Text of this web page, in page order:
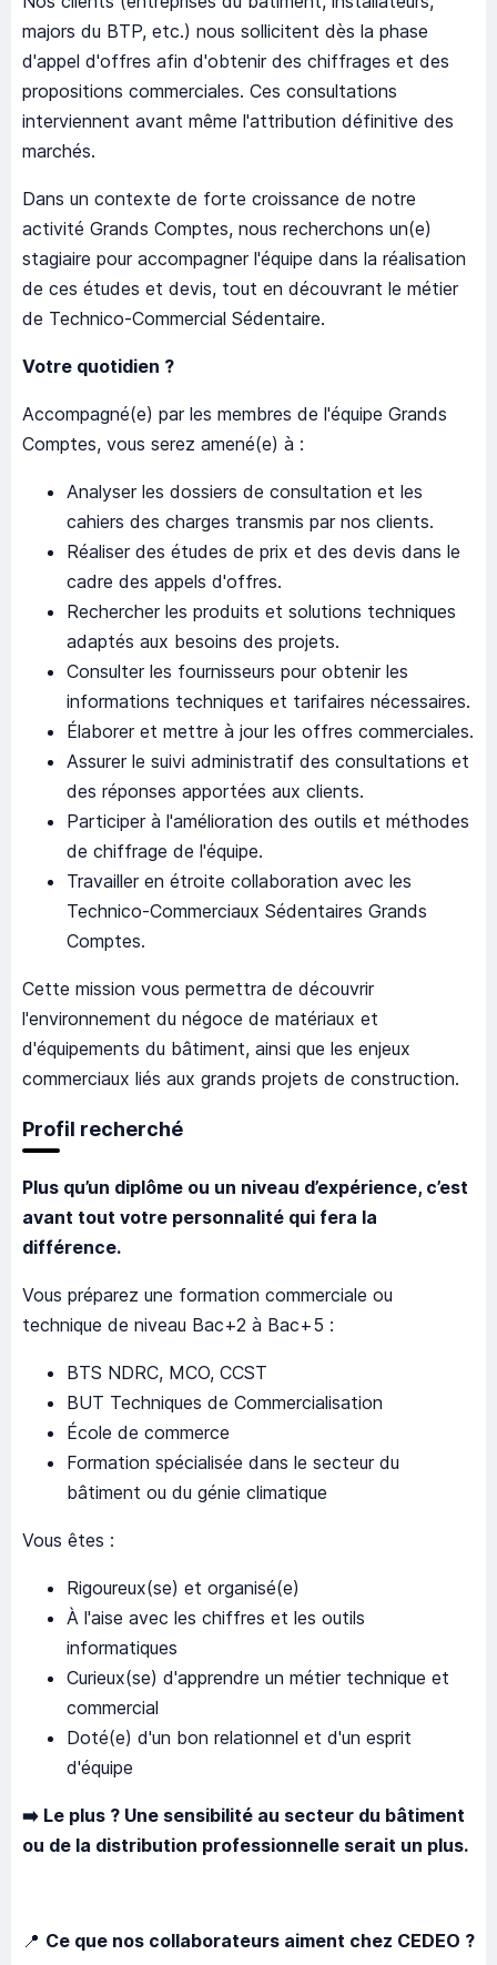
majors du BTP, etc.) nous sollicitent dès la phase
d'appel d'offres afin d'obtenir des chiffrages et des
propositions commerciales. Ces consultations
interviennent avant même l'attribution définitive des
marchés.
Dans un contexte de forte croissance de notre
activité Grands Comptes, nous recherchons un(e)
stagiaire pour accompagner l'équipe dans la réalisation
de ces études et devis, tout en découvrant le métier
de Technico-Commercial Sédentaire.
Votre quotidien ?
Accompagné(e) par les membres de l'équipe Grands
Comptes, vous serez amené(e) à :
Analyser les dossiers de consultation et les
cahiers des charges transmis par nos clients.
Réaliser des études de prix et des devis dans le
cadre des appels d'offres.
Rechercher les produits et solutions techniques
adaptés aux besoins des projets.
Consulter les fournisseurs pour obtenir les
informations techniques et tarifaires nécessaires.
Élaborer et mettre à jour les offres commerciales.
Assurer le suivi administratif des consultations et
des réponses apportées aux clients.
Participer à l'amélioration des outils et méthodes
de chiffrage de l'équipe.
Travailler en étroite collaboration avec les
Technico-Commerciaux Sédentaires Grands
Comptes.
Cette mission vous permettra de découvrir
l'environnement du négoce de matériaux et
d'équipements du bâtiment, ainsi que les enjeux
commerciaux liés aux grands projets de construction.
Profil recherché
Plus qu’un diplôme ou un niveau d’expérience, c’est
avant tout votre personnalité qui fera la
différence.
Vous préparez une formation commerciale ou
technique de niveau Bac+2 à Bac+5 :
BTS NDRC, MCO, CCST
BUT Techniques de Commercialisation
École de commerce
Formation spécialisée dans le secteur du
bâtiment ou du génie climatique
Vous êtes :
Rigoureux(se) et organisé(e)
À l'aise avec les chiffres et les outils
informatiques
Curieux(se) d'apprendre un métier technique et
commercial
Doté(e) d'un bon relationnel et d'un esprit
d'équipe
➡ ️ Le plus ? Une sensibilité au secteur du bâtiment
ou de la distribution professionnelle serait un plus.
📍 Ce que nos collaborateurs aiment chez CEDEO ?